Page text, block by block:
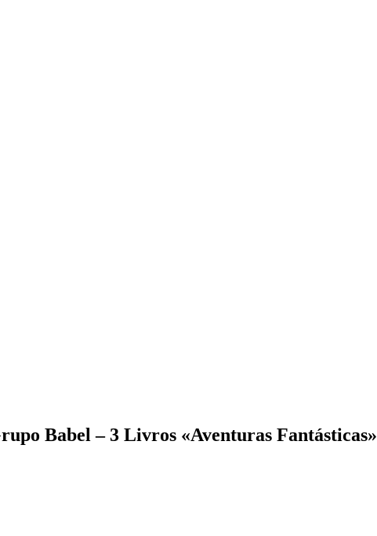
Babel – 3 Livros «Aventuras Fantásticas»